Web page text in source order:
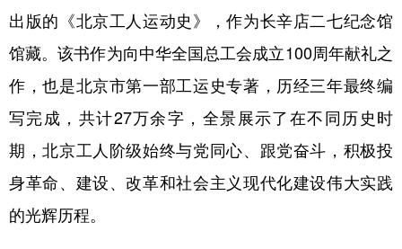
出版的《北京工人运动史》，作为长辛店二七纪念馆
馆藏。该书作为向中华全国总工会成立100周年献礼之
作，也是北京市第一部工运史专著，历经三年最终编
写完成，共计27万余字，全景展示了在不同历史时
期，北京工人阶级始终与党同心、跟党奋斗，积极投
身革命、建设、改革和社会主义现代化建设伟大实践
的光辉历程。